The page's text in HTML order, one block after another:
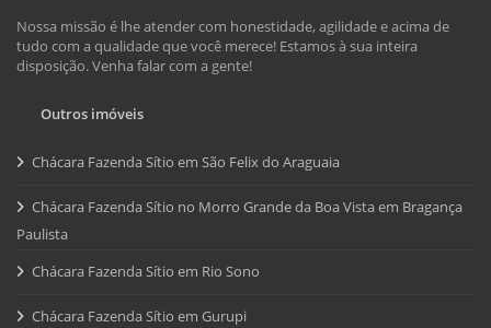
Nossa missão é lhe atender com honestidade, agilidade e acima de
tudo com a qualidade que você merece! Estamos à sua inteira
disposição. Venha falar com a gente!
Outros imóveis
Chácara Fazenda Sítio em São Felix do Araguaia
Chácara Fazenda Sítio no Morro Grande da Boa Vista em Bragança
Paulista
Chácara Fazenda Sítio em Rio Sono
Chácara Fazenda Sítio em Gurupi